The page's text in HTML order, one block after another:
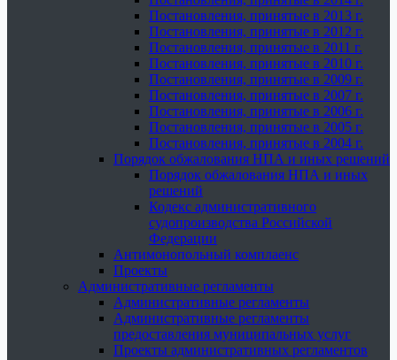
Постановления, принятые в 2013 г.
Постановления, принятые в 2012 г.
Постановления, принятые в 2011 г.
Постановления, принятые в 2010 г.
Постановления, принятые в 2009 г.
Постановления, принятые в 2007 г.
Постановления, принятые в 2006 г.
Постановления, принятые в 2005 г.
Постановления, принятые в 2004 г.
Порядок обжалования НПА и иных решений
Порядок обжалования НПА и иных
решений
Кодекс административного
судопроизводства Российской
Федерации
Антимонопольный комплаенс
Проекты
Административные регламенты
Административные регламенты
Административные регламенты
предоставления муниципальных услуг
Проекты административных регламентов